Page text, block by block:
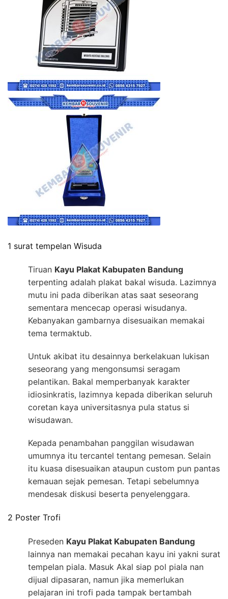
1 surat tempelan Wisuda
Tiruan Kayu Plakat Kabupaten Bandung
terpenting adalah plakat bakal wisuda. Lazimnya
mutu ini pada diberikan atas saat seseorang
sementara mencecap operasi wisudanya.
Kebanyakan gambarnya disesuaikan memakai
tema termaktub.
Untuk akibat itu desainnya berkelakuan lukisan
seseorang yang mengonsumsi seragam
pelantikan. Bakal memperbanyak karakter
idiosinkratis, lazimnya kepada diberikan seluruh
coretan kaya universitasnya pula status si
wisudawan.
Kepada penambahan panggilan wisudawan
umumnya itu tercantel tentang pemesan. Selain
itu kuasa disesuaikan ataupun custom pun pantas
kemauan sejak pemesan. Tetapi sebelumnya
mendesak diskusi beserta penyelenggara.
2 Poster Trofi
Preseden Kayu Plakat Kabupaten Bandung
lainnya nan memakai pecahan kayu ini yakni surat
tempelan piala. Masuk Akal siap pol piala nan
dijual dipasaran, namun jika memerlukan
pelajaran ini trofi pada tampak bertambah